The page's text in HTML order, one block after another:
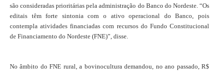
são consideradas prioritárias pela administração do Banco do Nordeste. “Os
editais têm forte sintonia com o ativo operacional do Banco, pois
contempla atividades financiadas com recursos do Fundo Constitucional
de Financiamento do Nordeste (FNE)”, disse.
No âmbito do FNE rural, a bovinocultura demandou, no ano passado, R$